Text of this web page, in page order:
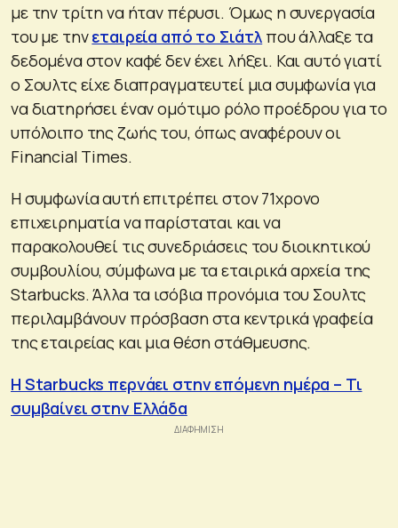
με την τρίτη να ήταν πέρυσι. Όμως η συνεργασία
του με τηνεταιρεία από το Σιάτλ που άλλαξε τα
δεδομένα στον καφέ δεν έχει λήξει. Και αυτό γιατί
ο Σουλτς είχε διαπραγματευτεί μια συμφωνία για
να διατηρήσει έναν ομότιμο ρόλο προέδρου για το
υπόλοιπο της ζωής του, όπως αναφέρουν οι
Financial Times.
Η συμφωνία αυτή επιτρέπει στον 71χρονο
επιχειρηματία να παρίσταται και να
παρακολουθεί τις συνεδριάσεις του διοικητικού
συμβουλίου, σύμφωνα με τα εταιρικά αρχεία της
Starbucks. Άλλα τα ισόβια προνόμια του Σουλτς
περιλαμβάνουν πρόσβαση στα κεντρικά γραφεία
της εταιρείας και μια θέση στάθμευσης.
Η Starbucks περνάει στην επόμενη ημέρα – Τι
συμβαίνει στην Ελλάδα